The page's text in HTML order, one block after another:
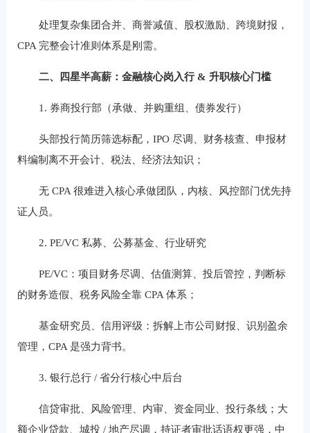
处理复杂集团合并、商誉减值、股权激励、跨境财报，
CPA 完整会计准则体系是刚需。
二、四星半高薪：金融核心岗入行 & 升职核心门槛
1. 券商投行部（承做、并购重组、债券发行）
头部投行简历筛选标配，IPO 尽调、财务核查、申报材
料编制离不开会计、税法、经济法知识；
无 CPA 很难进入核心承做团队，内核、风控部门优先持
证人员。
2. PE/VC 私募、公募基金、行业研究
PE/VC：项目财务尽调、估值测算、投后管控，判断标
的财务造假、税务风险全靠 CPA 体系；
基金研究员、信用评级：拆解上市公司财报、识别盈余
管理，CPA 是强力背书。
3. 银行总行 / 省分行核心中后台
信贷审批、风险管理、内审、资金同业、投行条线；大
额企业贷款、城投 / 地产尽调，持证者审批话语权更强，中